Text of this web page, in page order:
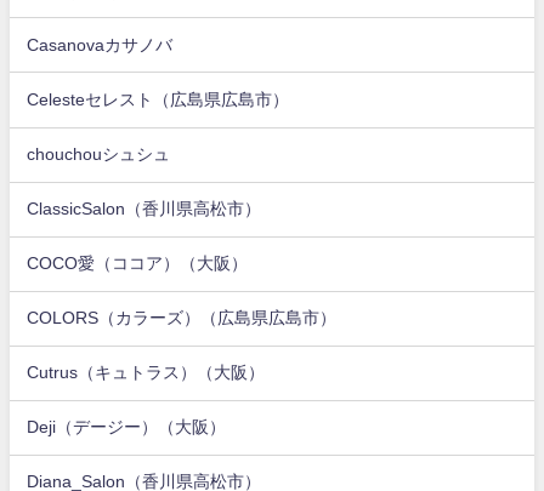
Casanovaカサノバ
Celesteセレスト（広島県広島市）
chouchouシュシュ
ClassicSalon（香川県高松市）
COCO愛（ココア）（大阪）
COLORS（カラーズ）（広島県広島市）
Cutrus（キュトラス）（大阪）
Deji（デージー）（大阪）
Diana_Salon（香川県高松市）